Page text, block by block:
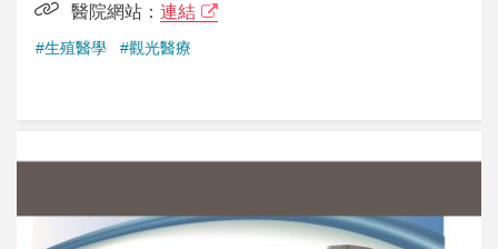
醫院網站： 連結
#生殖醫學 #觀光醫療